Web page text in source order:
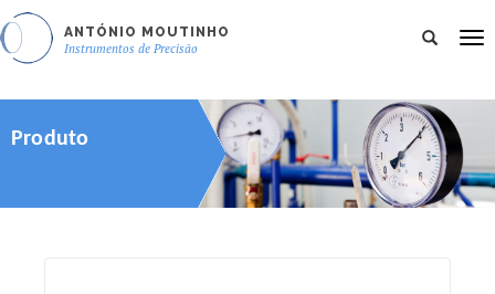
ANTÓNIO MOUTINHO
Instrumentos de Precisão
Produto